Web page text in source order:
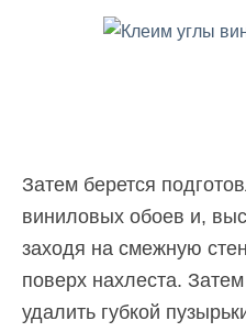
Затем берется
виниловых обоев и,
заходя на смежную
поверх нахлеста.
удалить губкой